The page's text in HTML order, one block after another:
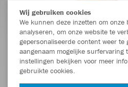
Wij gebruiken cookies
We kunnen deze inzetten om onze
analyseren, om onze website te
gepersonaliseerde content weer te
aangenaam mogelijke surfervaring
instellingen bekijken voor meer
gebruikte cookies.